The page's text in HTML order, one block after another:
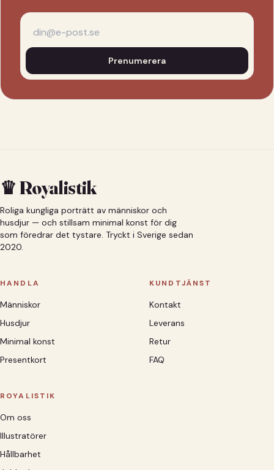
Prenumerera
♛ Royalistik
Roliga kungliga porträtt av människor och
husdjur — och stillsam minimal konst för dig
som föredrar det tystare. Tryckt i Sverige sedan
2020.
HANDLA
Människor
Husdjur
Minimal konst
Presentkort
KUNDTJÄNST
Kontakt
Leverans
Retur
FAQ
ROYALISTIK
Om oss
Illustratörer
Hållbarhet